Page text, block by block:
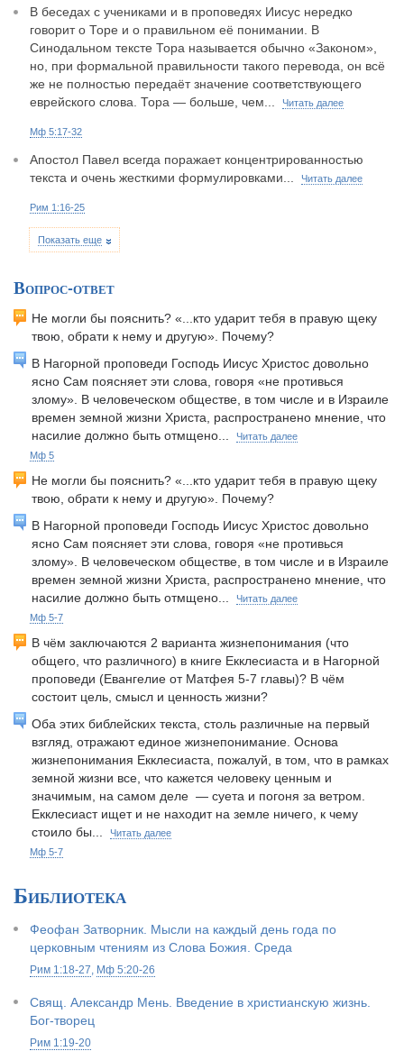
В беседах с учениками и в проповедях Иисус нередко
говорит о Торе и о правильном её понимании. В
Синодальном тексте Тора называется обычно «Законом»,
но, при формальной правильности такого перевода, он всё
же не полностью передаёт значение соответствующего
еврейского слова. Тора — больше, чем...
Читать далее
Мф 5:17-32
Апостол Павел всегда поражает концентрированностью
текста и очень жесткими формулировками...
Читать далее
Рим 1:16-25
Показать еще
Вопрос-ответ
Не могли бы пояснить? «...кто ударит тебя в правую щеку
твою, обрати к нему и другую». Почему?
В Нагорной проповеди Господь Иисус Христос довольно
ясно Сам поясняет эти слова, говоря «не противься
злому». В человеческом обществе, в том числе и в Израиле
времен земной жизни Христа, распространено мнение, что
насилие должно быть отмщено...
Читать далее
Мф 5
Не могли бы пояснить? «...кто ударит тебя в правую щеку
твою, обрати к нему и другую». Почему?
В Нагорной проповеди Господь Иисус Христос довольно
ясно Сам поясняет эти слова, говоря «не противься
злому». В человеческом обществе, в том числе и в Израиле
времен земной жизни Христа, распространено мнение, что
насилие должно быть отмщено...
Читать далее
Мф 5-7
В чём заключаются 2 варианта жизнепонимания (что
общего, что различного) в книге Екклесиаста и в Нагорной
проповеди (Евангелие от Матфея 5-7 главы)? В чём
состоит цель, смысл и ценность жизни?
Оба этих библейских текста, столь различные на первый
взгляд, отражают единое жизнепонимание. Основа
жизнепонимания Екклесиаста, пожалуй, в том, что в рамках
земной жизни все, что кажется человеку ценным и
значимым, на самом деле — суета и погоня за ветром.
Екклесиаст ищет и не находит на земле ничего, к чему
стоило бы...
Читать далее
Мф 5-7
Библиотека
Феофан Затворник. Мысли на каждый день года по
церковным чтениям из Слова Божия. Среда
Рим 1:18-27, Мф 5:20-26
Свящ. Александр Мень. Введение в христианскую жизнь.
Бог-творец
Рим 1:19-20